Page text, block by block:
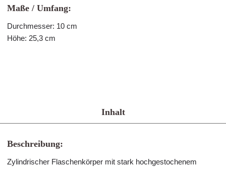
Maße / Umfang:
Durchmesser: 10 cm
Höhe: 25,3 cm
Inhalt
Beschreibung:
Zylindrischer Flaschenkörper mit stark hochgestochenem